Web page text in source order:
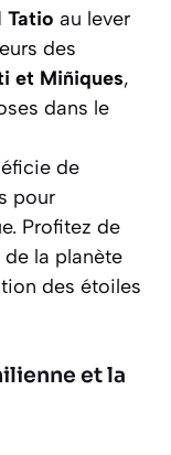
Tatio au lever
des
et Miñiques,
dans le
de
pour
Profitez de
de la planète
des étoiles
et la